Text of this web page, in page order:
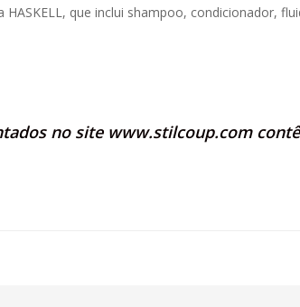
que inclui shampoo, condicionador,
no site www.stilcoup.com